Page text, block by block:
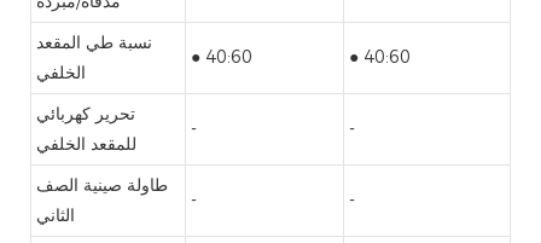
نسبة طي المقعد
الخلفي
● 40:60 ● 40:60
تحرير كهربائي
للمقعد الخلفي
- -
طاولة صينية الصف
الثاني
- -